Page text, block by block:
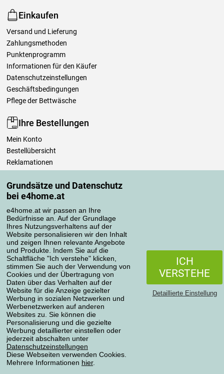
Grundsätze und Datenschutz
bei e4home.at
e4home.at wir passen an Ihre
Bedürfnisse an. Auf der Grundlage
Ihres Nutzungsverhaltens auf der
Website personalisieren wir den Inhalt
und zeigen Ihnen relevante Angebote
und Produkte. Indem Sie auf die
Schaltfläche "Ich verstehe" klicken,
stimmen Sie auch der Verwendung von
Cookies und der Übertragung von
Daten über das Verhalten auf der
Website für die Anzeige gezielter
Werbung in sozialen Netzwerken und
Werbenetzwerken auf anderen
Websites zu. Sie können die
Personalisierung und die gezielte
Werbung detaillierter einstellen oder
jederzeit abschalten unter
Datenschutzeinstellungen
Diese Webseiten verwenden Cookies.
Mehrere Informationen hier.
ICH
VERSTEHE
Detaillierte Einstellung
Einkaufen
Versand und Lieferung
Zahlungsmethoden
Punktenprogramm
Informationen für den Käufer
Datenschutzeinstellungen
Geschäftsbedingungen
Pflege der Bettwäsche
Ihre Bestellungen
Mein Konto
Bestellübersicht
Reklamationen
Einfach mehr wissen
Richtlinien zur Verarbeitung von Bewertungen
Transportarten
Zahlungsmethoden
Datenschutzerklärung
Alle Rechte vorbehalten © 2004-2026 4home, a.s.